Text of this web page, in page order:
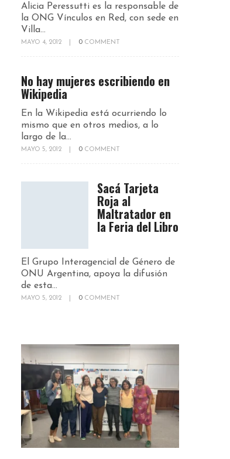
Alicia Peressutti es la responsable de
la ONG Vínculos en Red, con sede en
Villa...
MAYO 4, 2012 0 COMMENT
No hay mujeres escribiendo en
Wikipedia
En la Wikipedia está ocurriendo lo
mismo que en otros medios, a lo
largo de la...
MAYO 5, 2012 0 COMMENT
Sacá Tarjeta
Roja al
Maltratador en
la Feria del Libro
El Grupo Interagencial de Género de
ONU Argentina, apoya la difusión
de esta...
MAYO 5, 2012 0 COMMENT